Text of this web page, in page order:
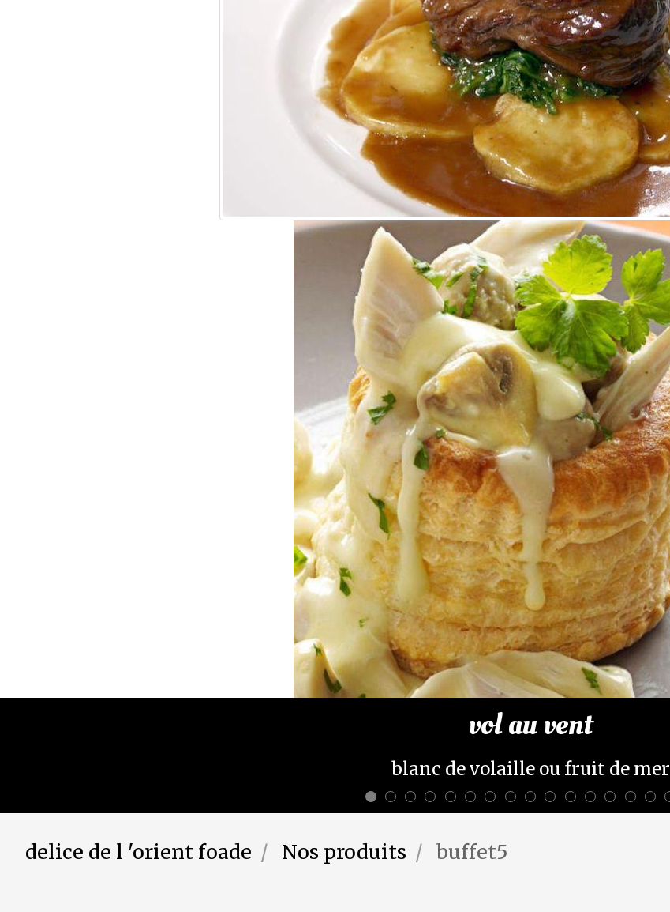
vol au vent
blanc de volaille ou fruit de mer
delice de l 'orient foade Nos produits buffet5